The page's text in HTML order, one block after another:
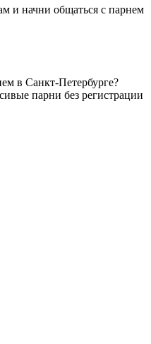
и начни общаться с парнем
в Санкт-Петербурге?
парни без регистрации